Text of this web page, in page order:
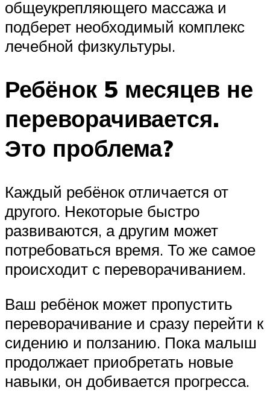
общеукрепляющего массажа и
подберет необходимый комплекс
лечебной физкультуры.
Ребёнок 5 месяцев не
переворачивается.
Это проблема?
Каждый ребёнок отличается от
другого. Некоторые быстро
развиваются, а другим может
потребоваться время. То же самое
происходит с переворачиванием.
Ваш ребёнок может пропустить
переворачивание и сразу перейти к
сидению и ползанию. Пока малыш
продолжает приобретать новые
навыки, он добивается прогресса.